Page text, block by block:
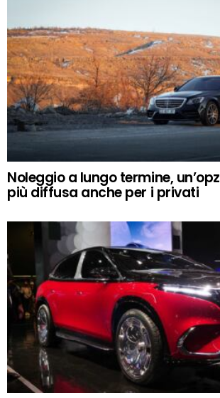
Noleggio a lungo termine,
più diffusa anche per i privati